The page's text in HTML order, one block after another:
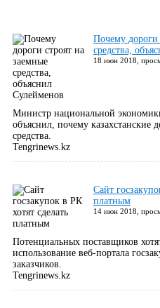
Почему дороги
средства,
18 июн 2018,
Министр национальной
объяснил, почему казахстанские
средства.
Tengrinews.kz
Сайт
платным
14 июн 2018,
Потенциальных поставщиков
использование веб-портала
заказчиков.
Tengrinews.kz